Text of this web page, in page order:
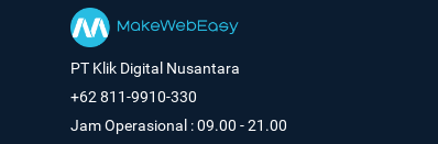
PT Klik Digital Nusantara
+62 811-9910-330
Jam Operasional : 09.00 - 21.00